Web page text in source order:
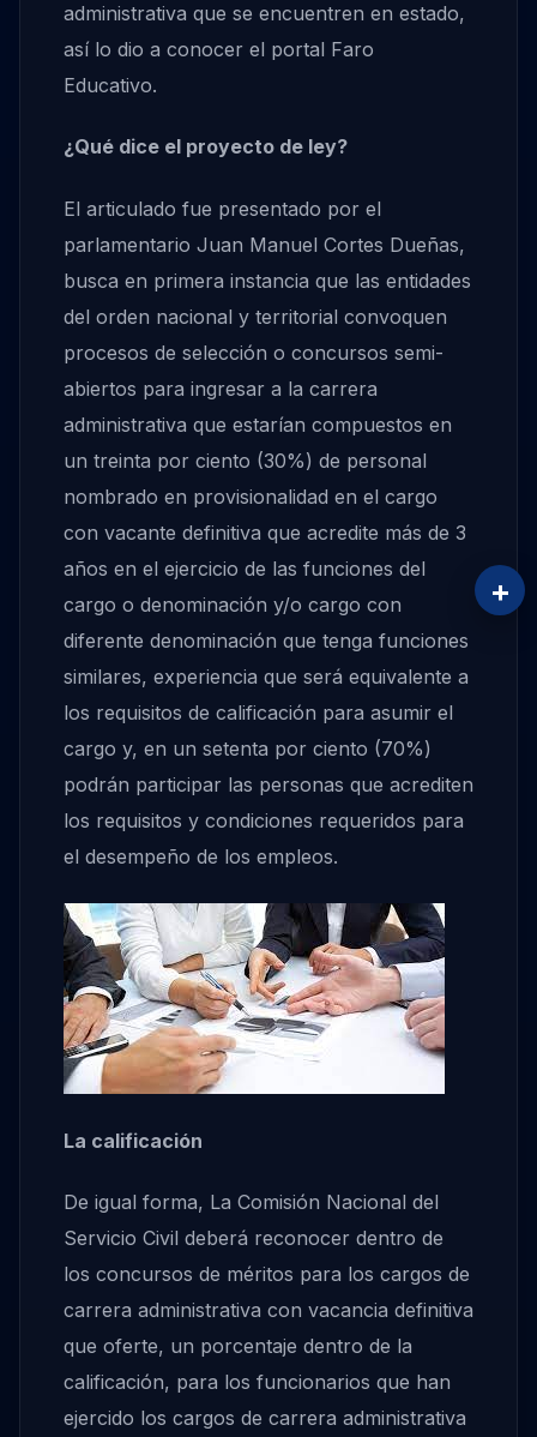
administrativa que se encuentren en estado,
así lo dio a conocer el portal Faro
Educativo.
¿Qué dice el proyecto de ley?
El articulado fue presentado por el
parlamentario Juan Manuel Cortes Dueñas,
busca en primera instancia que las entidades
del orden nacional y territorial convoquen
procesos de selección o concursos semi-
abiertos para ingresar a la carrera
administrativa que estarían compuestos en
un treinta por ciento (30%) de personal
nombrado en provisionalidad en el cargo
con vacante definitiva que acredite más de 3
años en el ejercicio de las funciones del
cargo o denominación y/o cargo con
diferente denominación que tenga funciones
similares, experiencia que será equivalente a
los requisitos de calificación para asumir el
cargo y, en un setenta por ciento (70%)
podrán participar las personas que acrediten
los requisitos y condiciones requeridos para
el desempeño de los empleos.
La calificación
De igual forma, La Comisión Nacional del
Servicio Civil deberá reconocer dentro de
los concursos de méritos para los cargos de
carrera administrativa con vacancia definitiva
que oferte, un porcentaje dentro de la
calificación, para los funcionarios que han
ejercido los cargos de carrera administrativa
+